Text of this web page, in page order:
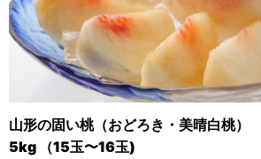
山形の固い桃（おどろき・美晴白桃）
5kg （15玉〜16玉)